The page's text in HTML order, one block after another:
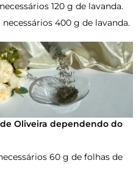
120 g de lavanda.
necessários 400 g de lavanda.
Oliveira dependendo do
60 g de folhas de